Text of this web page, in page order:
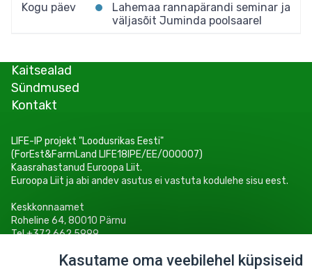
Kogu päev
Lahemaa rannapärandi seminar ja
väljasõit Juminda poolsaarel
Kaitsealad
Sündmused
Kontakt
LIFE-IP projekt "Loodusrikas Eesti"
(ForEst&FarmLand LIFE18IPE/EE/000007)
Kaasrahastanud Euroopa Liit.
Euroopa Liit ja abi andev asutus ei vastuta kodulehe sisu eest.
Keskkonnaamet
Roheline 64, 80010 Pärnu
Tel +372 662 5999
Kasutame oma veebilehel küpsiseid